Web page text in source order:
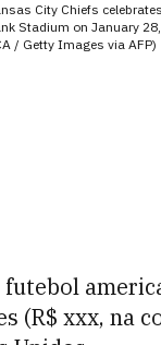
City Chiefs
Stadium on January
/ Getty Images via AFP)
futebol
(R$ xxx, na